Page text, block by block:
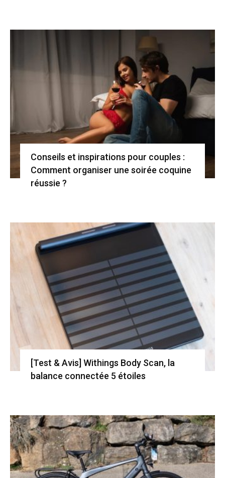
Conseils et inspirations pour couples :
Comment organiser une soirée coquine
réussie ?
[Test & Avis] Withings Body Scan, la
balance connectée 5 étoiles